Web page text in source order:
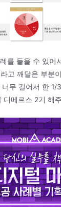
를 들을 수 있어
고 깨달은 부분
무 길어서 한 1/
디메르스 2기 해